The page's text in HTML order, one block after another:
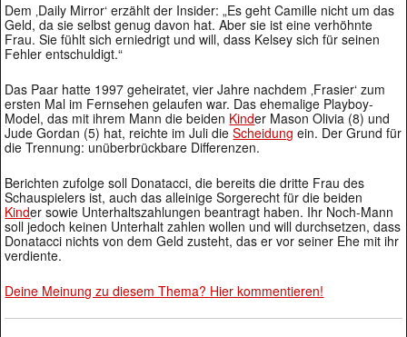
Dem ‚Daily Mirror‘ erzählt der Insider: „Es geht Camille nicht um das
Geld, da sie selbst genug davon hat. Aber sie ist eine verhöhnte
Frau. Sie fühlt sich erniedrigt und will, dass Kelsey sich für seinen
Fehler entschuldigt.“
Das Paar hatte 1997 geheiratet, vier Jahre nachdem ‚Frasier‘ zum
ersten Mal im Fernsehen gelaufen war. Das ehemalige Playboy-
Model, das mit ihrem Mann die beiden Kinder Mason Olivia (8) und
Jude Gordan (5) hat, reichte im Juli dieScheidung ein. Der Grund für
die Trennung: unüberbrückbare Differenzen.
Berichten zufolge soll Donatacci, die bereits die dritte Frau des
Schauspielers ist, auch das alleinige Sorgerecht für die beiden
Kinder sowie Unterhaltszahlungen beantragt haben. Ihr Noch-Mann
soll jedoch keinen Unterhalt zahlen wollen und will durchsetzen, dass
Donatacci nichts von dem Geld zusteht, das er vor seiner Ehe mit ihr
verdiente.
Deine Meinung zu diesem Thema? Hier kommentieren!